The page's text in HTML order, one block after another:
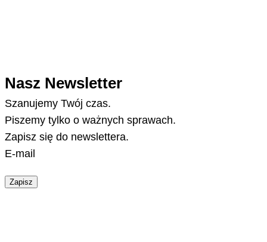
Nasz Newsletter
Szanujemy Twój czas.
Piszemy tylko o ważnych sprawach.
Zapisz się do newslettera.
E-mail
Zapisz